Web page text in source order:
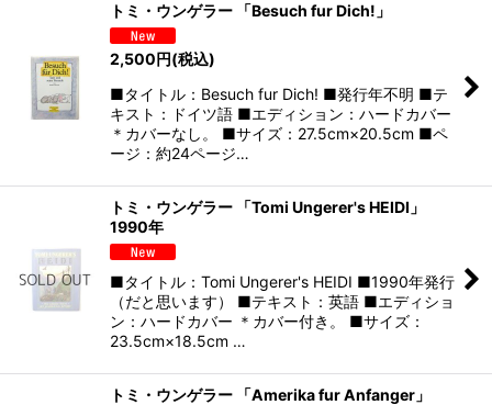
トミ・ウンゲラー 「Besuch fur Dich!」
2,500円(税込)
■タイトル：Besuch fur Dich! ■発行年不明 ■テ
キスト：ドイツ語 ■エディション：ハードカバー
＊カバーなし。 ■サイズ：27.5cm×20.5cm ■ペ
ージ：約24ページ…
トミ・ウンゲラー 「Tomi Ungerer's HEIDI」
1990年
■タイトル：Tomi Ungerer's HEIDI ■1990年発行
（だと思います） ■テキスト：英語 ■エディショ
ン：ハードカバー ＊カバー付き。 ■サイズ：
23.5cm×18.5cm …
トミ・ウンゲラー 「Amerika fur Anfanger」